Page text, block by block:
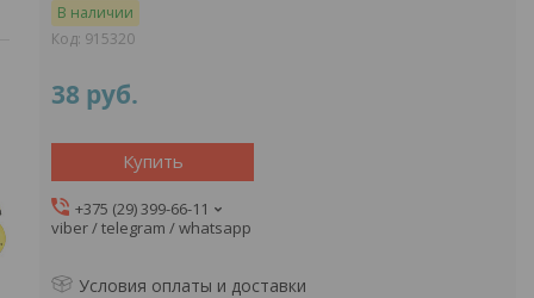
В наличии
Код: 915320
38 руб.
Купить
+375 (29) 399-66-11
viber / telegram / whatsapp
Условия оплаты и доставки